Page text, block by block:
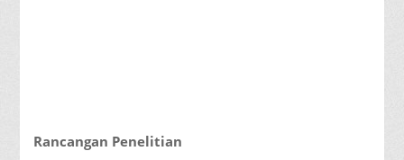
Rancangan Penelitian